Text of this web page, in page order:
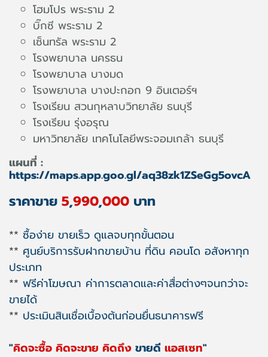
โฮมโปร พระราม 2
บิ๊กซี พระราม 2
เซ็นทรัล พระราม 2
โรงพยาบาล นครธน
โรงพยาบาล บางมด
โรงพยาบาล บางปะกอก 9 อินเตอร์ฯ
โรงเรียน สวนกุหลาบวิทยาลัย ธนบุรี
โรงเรียน รุ่งอรุณ
มหาวิทยาลัย เทคโนโลยีพระจอมเกล้า ธนบุรี
แผนที่ :
https://maps.app.goo.gl/aq38zk1ZSeGg5ovcA
ราคาขาย 5,990,000 บาท
** ซื้อง่าย ขายเร็ว ดูแลจบทุกขั้นตอน
** ศูนย์บริการรับฝากขายบ้าน ที่ดิน คอนโด อสังหาทุก
ประเภท
** ฟรีค่าโฆษณา ค่าการตลาดและค่าสื่อต่างๆจนกว่าจะ
ขายได้
** ประเมินสินเชื่อเบื้องต้นก่อนยื่นธนาคารฟรี
"คิดจะซื้อ คิดจะขาย คิดถึง ขายดี แอสเซท"